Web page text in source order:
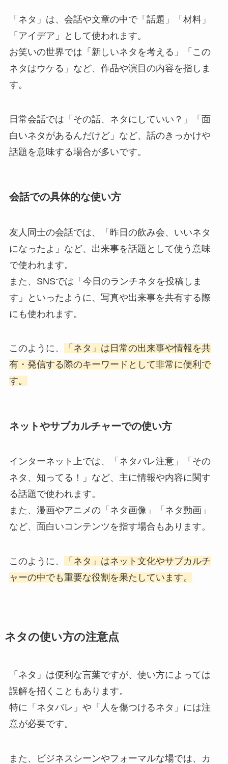
「ネタ」は、会話や文章の中で「話題」「材料」
「アイデア」として使われます。
お笑いの世界では「新しいネタを考える」「この
ネタはウケる」など、作品や演目の内容を指しま
す。
日常会話では「その話、ネタにしていい？」「面
白いネタがあるんだけど」など、話のきっかけや
話題を意味する場合が多いです。
会話での具体的な使い方
友人同士の会話では、「昨日の飲み会、いいネタ
になったよ」など、出来事を話題として使う意味
で使われます。
また、SNSでは「今日のランチネタを投稿しま
す」といったように、写真や出来事を共有する際
にも使われます。
このように、
「ネタ」は日常の出来事や情報を共
有・発信する際のキーワードとして非常に便利で
す。
ネットやサブカルチャーでの使い方
インターネット上では、「ネタバレ注意」「その
ネタ、知ってる！」など、主に情報や内容に関す
る話題で使われます。
また、漫画やアニメの「ネタ画像」「ネタ動画」
など、面白いコンテンツを指す場合もあります。
このように、
「ネタ」はネット文化やサブカルチ
ャーの中でも重要な役割を果たしています。
ネタの使い方の注意点
「ネタ」は便利な言葉ですが、使い方によっては
誤解を招くこともあります。
特に「ネタバレ」や「人を傷つけるネタ」には注
意が必要です。
また、ビジネスシーンやフォーマルな場では、カ